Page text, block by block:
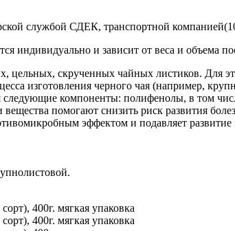
службой СДЕК, транспортной
индивидуально и зависит от веса и объема
цельных, скрученных чайных листиков. Для
изготовления черного чая (например,
компоненты: полифенолы, в том
помогают снизить риск развития
эффектом и подавляет